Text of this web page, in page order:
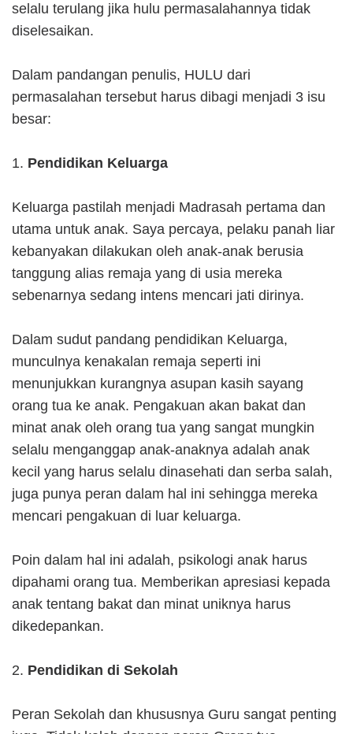
selalu terulang jika hulu permasalahannya tidak
diselesaikan.
Dalam pandangan penulis, HULU dari
permasalahan tersebut harus dibagi menjadi 3 isu
besar:
1. Pendidikan Keluarga
Keluarga pastilah menjadi Madrasah pertama dan
utama untuk anak. Saya percaya, pelaku panah liar
kebanyakan dilakukan oleh anak-anak berusia
tanggung alias remaja yang di usia mereka
sebenarnya sedang intens mencari jati dirinya.
Dalam sudut pandang pendidikan Keluarga,
munculnya kenakalan remaja seperti ini
menunjukkan kurangnya asupan kasih sayang
orang tua ke anak. Pengakuan akan bakat dan
minat anak oleh orang tua yang sangat mungkin
selalu menganggap anak-anaknya adalah anak
kecil yang harus selalu dinasehati dan serba salah,
juga punya peran dalam hal ini sehingga mereka
mencari pengakuan di luar keluarga.
Poin dalam hal ini adalah, psikologi anak harus
dipahami orang tua. Memberikan apresiasi kepada
anak tentang bakat dan minat uniknya harus
dikedepankan.
2. Pendidikan di Sekolah
Peran Sekolah dan khususnya Guru sangat penting